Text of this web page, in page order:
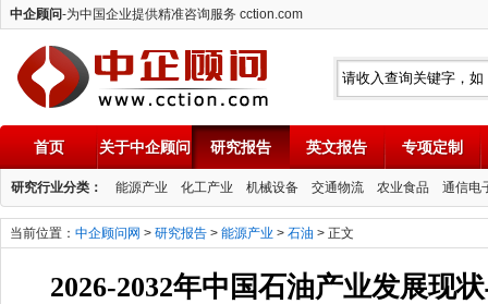
中企顾问-为中国企业提供精准咨询服务 cction.com
中企顾问
首页 关于中企顾问 研究报告 英文报告 专项定制
研究行业分类： 能源产业 化工产业 机械设备 交通物流 农业食品 通信电
当前位置： 中企顾问网 > 研究报告 > 能源产业 > 石油 > 正文
2026-2032年中国石油产业发展现